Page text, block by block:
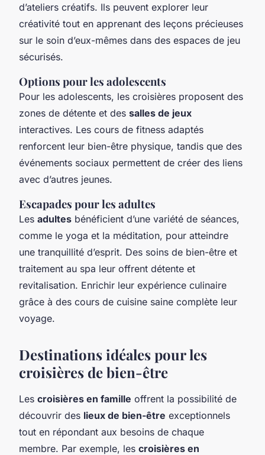
d’ateliers créatifs. Ils peuvent explorer leur
créativité tout en apprenant des leçons précieuses
sur le soin d’eux-mêmes dans des espaces de jeu
sécurisés.
Options pour les adolescents
Pour les adolescents, les croisières proposent des
zones de détente et des salles de jeux
interactives. Les cours de fitness adaptés
renforcent leur bien-être physique, tandis que des
événements sociaux permettent de créer des liens
avec d’autres jeunes.
Escapades pour les adultes
Les adultes bénéficient d’une variété de séances,
comme le yoga et la méditation, pour atteindre
une tranquillité d’esprit. Des soins de bien-être et
traitement au spa leur offrent détente et
revitalisation. Enrichir leur expérience culinaire
grâce à des cours de cuisine saine complète leur
voyage.
Destinations idéales pour les
croisières de bien-être
Les croisières en famille offrent la possibilité de
découvrir des lieux de bien-être exceptionnels
tout en répondant aux besoins de chaque
membre. Par exemple, les croisières en